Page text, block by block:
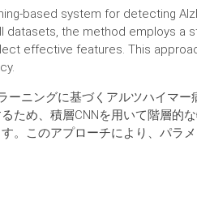
based system for detecting
the method employs a
effective features. This
ーニングに基づくアルツハイマ
ため、積層CNNを用いて階層的
。このアプローチにより、パラ